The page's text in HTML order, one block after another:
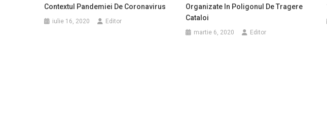
Contextul Pandemiei De Coronavirus
iulie 16, 2020 Editor
Organizate In Poligonul De Tragere
Cataloi
martie 6, 2020 Editor